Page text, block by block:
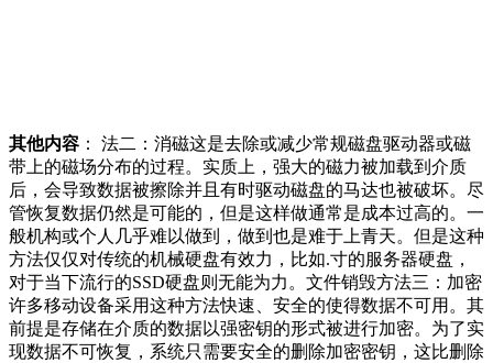
其他内容 ： 法二：消磁这是去除或减少常规磁盘驱动器或磁
带上的磁场分布的过程。实质上，强大的磁力被加载到介质
后，会导致数据被擦除并且有时驱动磁盘的马达也被破坏。尽
管恢复数据仍然是可能的，但是这样做通常是成本过高的。一
般机构或个人几乎难以做到，做到也是难于上青天。但是这种
方法仅仅对传统的机械硬盘有效力，比如.寸的服务器硬盘，
对于当下流行的SSD硬盘则无能为力。文件销毁方法三：加密
许多移动设备采用这种方法快速、安全的使得数据不可用。其
前提是存储在介质的数据以强密钥的形式被进行加密。为了实
现数据不可恢复，系统只需要安全的删除加密密钥，这比删除